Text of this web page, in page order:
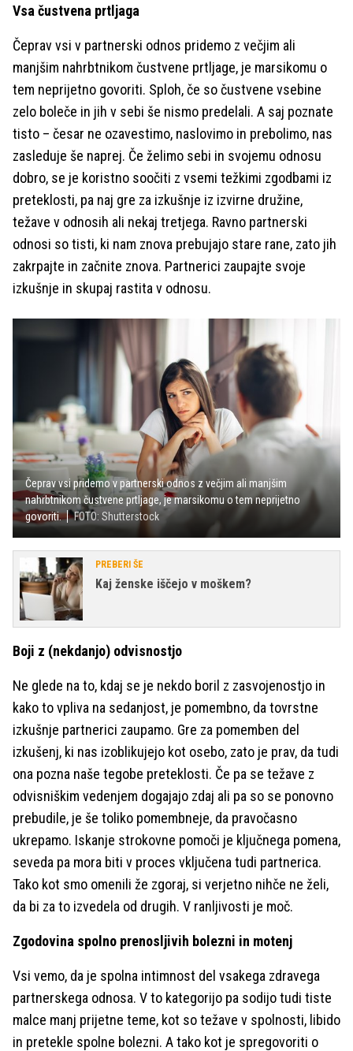
Vsa čustvena prtljaga
Čeprav vsi v partnerski odnos pridemo z večjim ali
manjšim nahrbtnikom čustvene prtljage, je marsikomu o
tem neprijetno govoriti. Sploh, če so čustvene vsebine
zelo boleče in jih v sebi še nismo predelali. A saj poznate
tisto – česar ne ozavestimo, naslovimo in prebolimo, nas
zasleduje še naprej. Če želimo sebi in svojemu odnosu
dobro, se je koristno soočiti z vsemi težkimi zgodbami iz
preteklosti, pa naj gre za izkušnje iz izvirne družine,
težave v odnosih ali nekaj tretjega. Ravno partnerski
odnosi so tisti, ki nam znova prebujajo stare rane, zato jih
zakrpajte in začnite znova. Partnerici zaupajte svoje
izkušnje in skupaj rastita v odnosu.
Čeprav vsi pridemo v partnerski odnos z večjim ali manjšim
nahrbtnikom čustvene prtljage, je marsikomu o tem neprijetno
govoriti.
FOTO: Shutterstock
PREBERI ŠE
Kaj ženske iščejo v moškem?
Boji z (nekdanjo) odvisnostjo
Ne glede na to, kdaj se je nekdo boril z zasvojenostjo in
kako to vpliva na sedanjost, je pomembno, da tovrstne
izkušnje partnerici zaupamo. Gre za pomemben del
izkušenj, ki nas izoblikujejo kot osebo, zato je prav, da tudi
ona pozna naše tegobe preteklosti. Če pa se težave z
odvisniškim vedenjem dogajajo zdaj ali pa so se ponovno
prebudile, je še toliko pomembneje, da pravočasno
ukrepamo. Iskanje strokovne pomoči je ključnega pomena,
seveda pa mora biti v proces vključena tudi partnerica.
Tako kot smo omenili že zgoraj, si verjetno nihče ne želi,
da bi za to izvedela od drugih. V ranljivosti je moč.
Zgodovina spolno prenosljivih bolezni in motenj
Vsi vemo, da je spolna intimnost del vsakega zdravega
partnerskega odnosa. V to kategorijo pa sodijo tudi tiste
malce manj prijetne teme, kot so težave v spolnosti, libido
in pretekle spolne bolezni. A tako kot je spregovoriti o